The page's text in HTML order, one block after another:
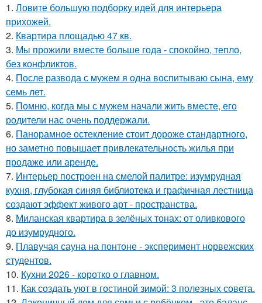
1. Ловите большую подборку идей для интерьера
прихожей.
2. Квартира площадью 47 кв.
3. Мы прожили вместе больше года - спокойно, тепло,
без конфликтов.
4. После развода с мужем я одна воспитываю сына, ему
семь лет.
5. Помню, когда мы с мужем начали жить вместе, его
родители нас очень поддержали.
6. Панорамное остекление стоит дороже стандартного,
но заметно повышает привлекательность жилья при
продаже или аренде.
7. Интерьер построен на смелой палитре: изумрудная
кухня, глубокая синяя библиотека и графичная лестница
создают эффект живого арт - пространства.
8. Миланская квартира в зелёных тонах: от оливкового
до изумрудного.
9. Плавучая сауна на понтоне - эксперимент норвежских
студентов.
10. Кухни 2026 - коротко о главном.
11. Как создать уют в гостиной зимой: 3 полезных совета.